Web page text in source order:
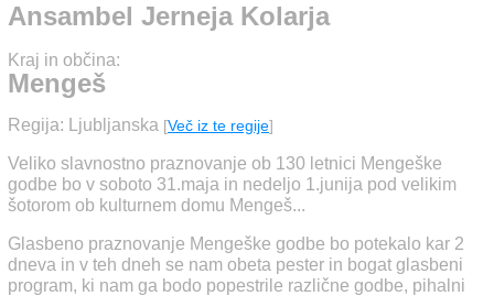
Ansambel Jerneja Kolarja
Kraj in občina:
Mengeš
Regija: Ljubljanska [Več iz te regije]
Veliko slavnostno praznovanje ob 130 letnici Mengeške
godbe bo v soboto 31.maja in nedeljo 1.junija pod velikim
šotorom ob kulturnem domu Mengeš...
Glasbeno praznovanje Mengeške godbe bo potekalo kar 2
dneva in v teh dneh se nam obeta pester in bogat glasbeni
program, ki nam ga bodo popestrile različne godbe, pihalni